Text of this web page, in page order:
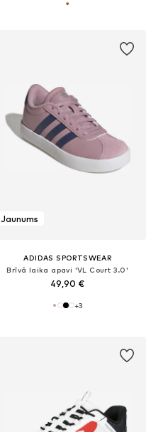
Jaunums
ADIDAS SPORTSWEAR
Brīvā laika apavi 'VL Court 3.0'
49,90 €
+3